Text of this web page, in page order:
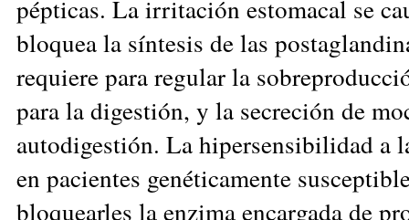
pépticas. La irritación estomacal se
bloquea la síntesis de las
requiere para regular la
para la digestión, y la secreción de
autodigestión. La hipersensibilidad a
en pacientes genéticamente
bloquearles la enzima encargada de